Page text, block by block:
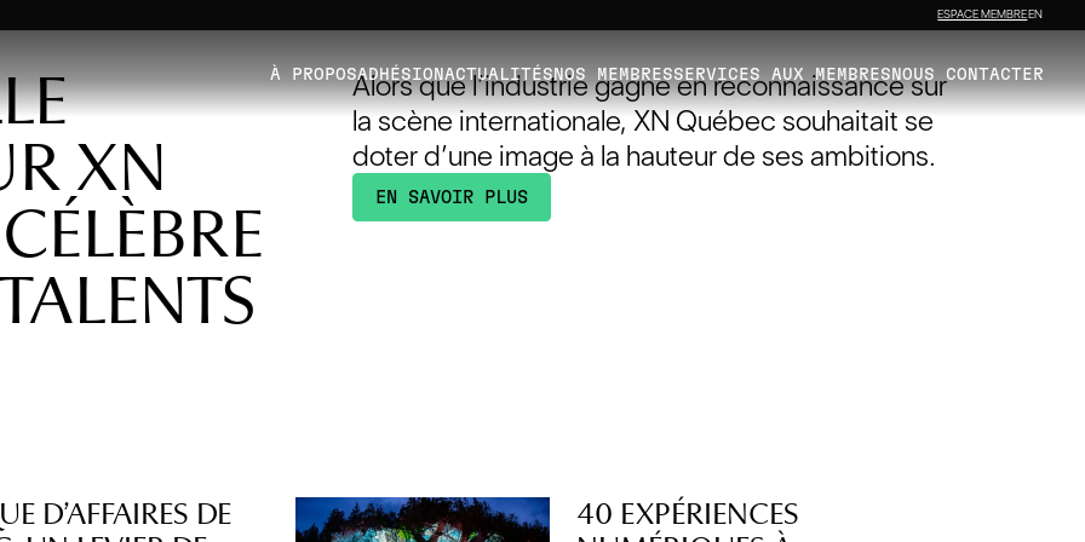
ESPACE MEMBREEN
À PROPOSADHÉSIONACTUALITÉSNOS MEMBRESSERVICES AUX MEMBRES NOUS CONTACTER
!
XN
Alors que l’industrie gagne en reconnaissance sur
la scène internationale, XN Québec souhaitait se
doter d’une image à la hauteur de ses ambitions.
EN SAVOIR PLUS
D’AFFAIRES DE
40 EXPÉRIENCES